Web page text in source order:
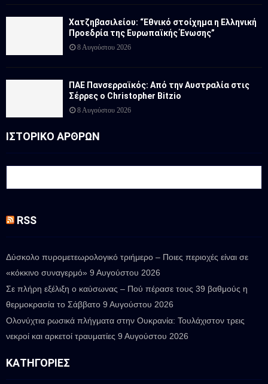
Χατζηβασιλείου: “Εθνικό στοίχημα η Ελληνική
Προεδρία της Ευρωπαϊκής Ένωσης”
8 Αυγούστου 2026
ΠΑΕ Πανσερραϊκός: Από την Αυστραλία στις
Σέρρες ο Christopher Bitzio
8 Αυγούστου 2026
ΙΣΤΟΡΙΚΟ ΑΡΘΡΩΝ
RSS
Δύσκολο πυρομετεωρολογικό τριήμερο – Ποιες περιοχές είναι σε
«κόκκινο συναγερμό» 9 Αυγούστου 2026
Σε πλήρη εξέλιξη ο καύσωνας – Πού πέρασε τους 39 βαθμούς η
θερμοκρασία το Σάββατο 9 Αυγούστου 2026
Ολονύχτια ρωσικά πλήγματα στην Ουκρανία: Τουλάχιστον τρεις
νεκροί και αρκετοί τραυματίες 9 Αυγούστου 2026
ΚΑΤΗΓΟΡΊΕΣ